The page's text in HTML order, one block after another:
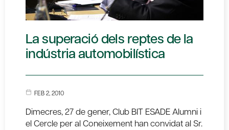
La superació dels reptes de la
indústria automobilística
FEB 2, 2010
Dimecres, 27 de gener, Club BIT ESADE Alumni i
el Cercle per al Coneixement han convidat al Sr.